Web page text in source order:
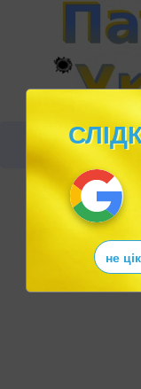
не